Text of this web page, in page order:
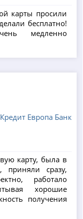
карты просили
бесплатно!
медленно
карту, была в
приняли сразу,
работало
хорошие
получения